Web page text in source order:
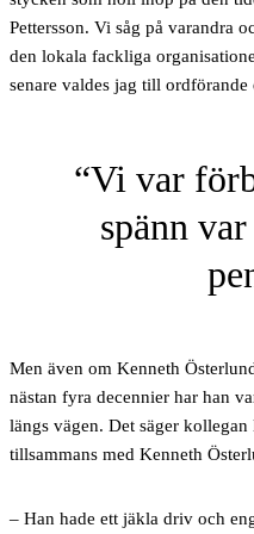
Pettersson. Vi såg på varandra
den lokala fackliga
senare valdes jag till ordförande
Vi var
spänn
Men även om Kenneth
nästan fyra decennier har han
längs vägen. Det säger
tillsammans med Kenneth
– Han hade ett jäkla driv och